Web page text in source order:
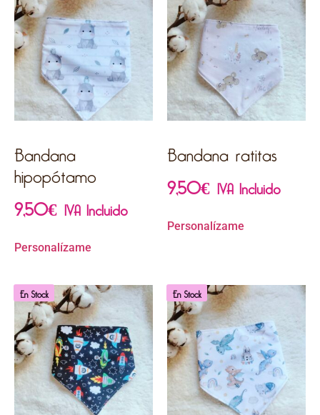
Bandana
hipopótamo
9,50€ IVA Incluido
Personalízame
Bandana ratitas
9,50€ IVA Incluido
Personalízame
En Stock En Stock